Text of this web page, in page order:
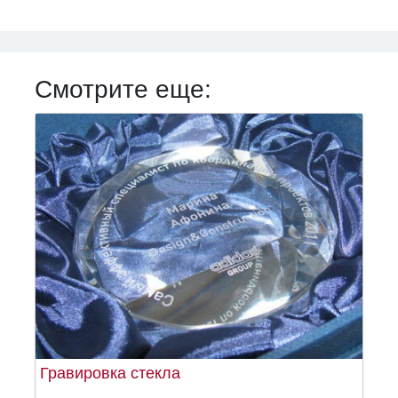
Смотрите еще:
Гравировка стекла